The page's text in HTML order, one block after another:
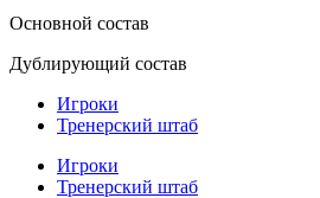
Основной состав
Дублирующий состав
Игроки
Тренерский штаб
Игроки
Тренерский штаб